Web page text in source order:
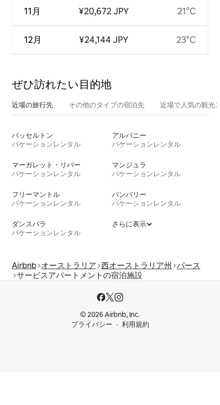
11月
12月
¥20,672 JPY
¥24,144 JPY
21°C
23°C
ぜひ訪⁠れ⁠た⁠い目⁠的⁠地
近場の旅行先 その他のタ⁠イ⁠プ⁠の宿⁠泊⁠先 近場で人気の観光
バッセルトン
バケーションレンタル
アルバニー
バケーションレンタル
マーガレット・リバー
バケーションレンタル
マンジュラ
バケーションレンタル
フリーマントル
バケーションレンタル
バンバリー
バケーションレンタル
ダンスバラ
バケーションレンタル
さらに表示
Airbnb オーストラリア 西オーストラリア州 パース
サービスアパートメントの宿泊施設
© 2026 Airbnb, Inc.
プライバシー
利用規約